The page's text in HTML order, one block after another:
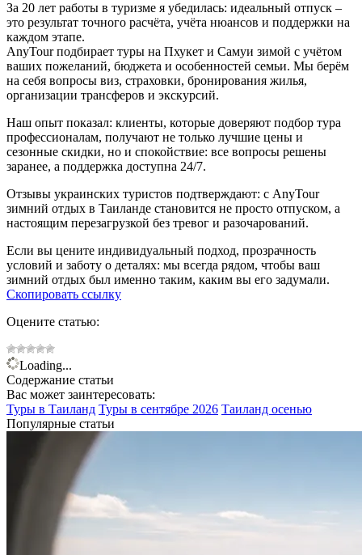
За 20 лет работы в туризме я убедилась: идеальный отпуск –
это результат точного расчёта, учёта нюансов и поддержки на
каждом этапе.
AnyTour подбирает туры на Пхукет и Самуи зимой с учётом
ваших пожеланий, бюджета и особенностей семьи. Мы берём
на себя вопросы виз, страховки, бронирования жилья,
организации трансферов и экскурсий.
Наш опыт показал: клиенты, которые доверяют подбор тура
профессионалам, получают не только лучшие цены и
сезонные скидки, но и спокойствие: все вопросы решены
заранее, а поддержка доступна 24/7.
Отзывы украинских туристов подтверждают: с AnyTour
зимний отдых в Таиланде становится не просто отпуском, а
настоящим перезагрузкой без тревог и разочарований.
Если вы цените индивидуальный подход, прозрачность
условий и заботу о деталях: мы всегда рядом, чтобы ваш
зимний отдых был именно таким, каким вы его задумали.
Скопировать ссылку
Оцените статью:
Loading...
Содержание статьи
Вас может заинтересовать:
Туры в Таиланд Туры в сентябре 2026 Таиланд осенью
Популярные статьи